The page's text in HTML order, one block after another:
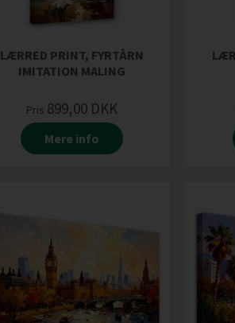
LÆRRED PRINT, FYRTÅRN
IMITATION MALING
Pris 899,00 DKK
Mere info